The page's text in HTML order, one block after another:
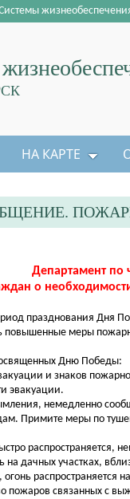
НА КАРТЕ
Департамент по
о
празднования Дня
меры
Дню Победы:
и знаков
эвакуации.
немедленно
Примите меры по
распространяется,
дачных участках,
распространяется
пожаров связанных с